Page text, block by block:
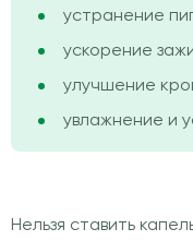
устранение
ускорение
улучшение
увлажнение и
Нельзя ставить